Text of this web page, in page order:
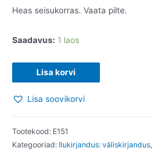
Heas seisukorras. Vaata pilte.
Saadavus: 1 laos
lehtliilial
kasvada.
Orwell.
2018
Lisa korvi
Lisa soovikorvi
Tootekood: E151
Kategooriad: Ilukirjandus: väliskirjandus,